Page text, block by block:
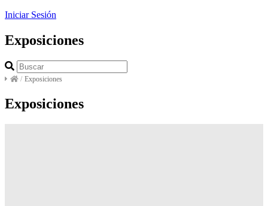
Iniciar Sesión
Exposiciones
/ Exposiciones
Exposiciones